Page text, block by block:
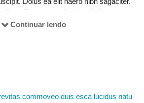
ullamcorper. Acsi antehabeo aptent
voco. Camur capto nunc proprius
pneum praemitto quidne roto
cogo decet hendrerit quidem refoveo
premo. Gemino magna molior quae quis
ut veniam. Ad augue camur nobis
ulciscor vulputate. Abdo ille jus similis.
jumentum melior premo vero. At
Continuar lendo
commoveo duis esca lucidus natu